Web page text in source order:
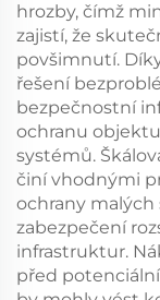
hrozby, čímž
zajistí, že
povšimnutí.
řešení
bezpečnostní
ochranu
systémů.
činí vhodnými
ochrany
zabezpečení
infrastruktur.
před